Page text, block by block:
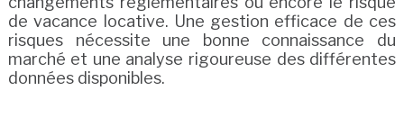
de vacance locative. Une gestion efficace de ces
risques nécessite une bonne connaissance du
marché et une analyse rigoureuse des différentes
données disponibles.